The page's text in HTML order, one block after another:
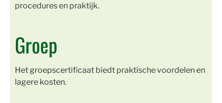
procedures en praktijk.
Groep
Het groepscertificaat biedt praktische voordelen en
lagere kosten.